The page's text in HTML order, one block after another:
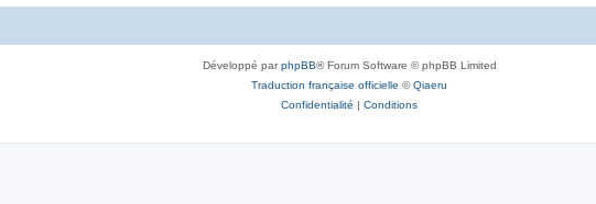
Développé parphpBB® Forum Software © phpBB Limited
Traduction française officielle ©Qiaeru
Confidentialité | Conditions